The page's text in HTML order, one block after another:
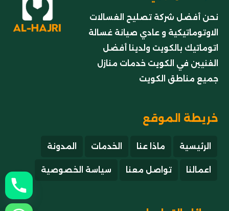
نحن أفضل شركة تصليح الغسالات
الاوتوماتيكية و عادي صيانة غسالة
اتوماتيك بالكويت ولدينا أفضل
الفنيين في الكويت خدمات منازل
جميع مناطق الكويت
خريطة الموقع
الرئيسية ماذا عنا الخدمات المدونة
اعمالنا تواصل معنا سياسة الخصوصية